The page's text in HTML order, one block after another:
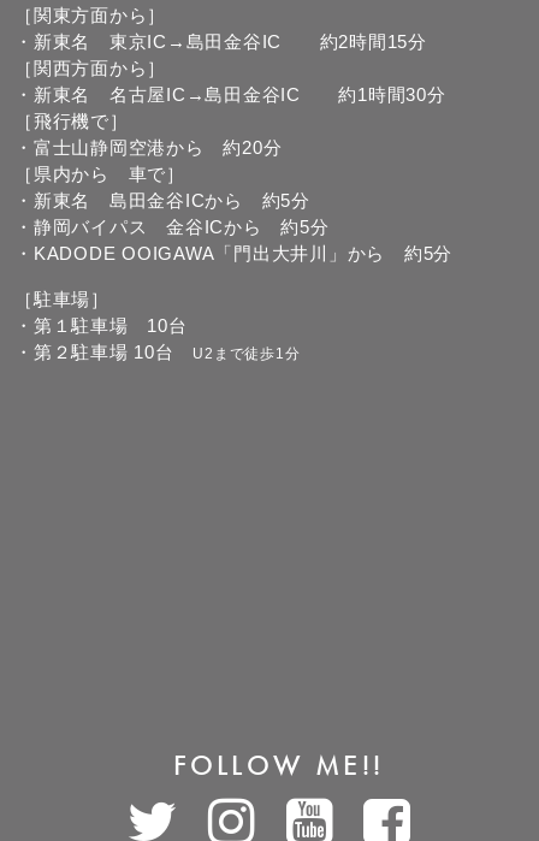
［関東方面から］
・新東名 東京IC→島田金谷IC 約2時間15分
［関西方面から］
・新東名 名古屋IC→島田金谷IC 約1時間30分
［飛行機で］
・富士山静岡空港から 約20分
［県内から 車で］
・新東名 島田金谷ICから 約5分
・静岡バイパス 金谷ICから 約5分
・KADODE OOIGAWA「門出大井川」から 約5分
［駐車場］
・第１駐車場 10台
・第２駐車場 10台
U2まで徒歩1分
FOLLOW ME!!